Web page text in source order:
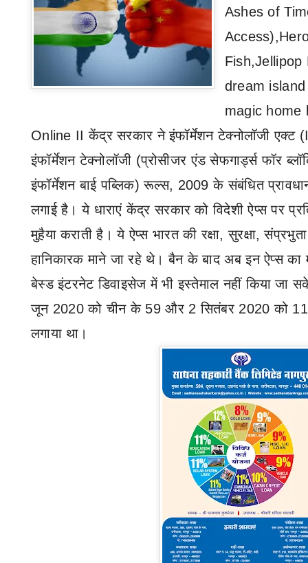
Ashes of
dream island
magic home
Online II केंद्र सरकार ने इंफॉर्मेशन टेक्‍नोलॉजी एक्‍ट (
इंफॉर्मेशन टेक्‍नोलॉजी (प्रोसीजर एंड सेफगार्ड्स फॉर
इंफॉर्मेशन बाई पब्लिक) रूल्‍स, 2009 के संबंधित
लगाई है। ये धाराएं केंद्र सरकार को विदेशी ऐप्‍स पर
मुहैया कराती है। ये ऐप्स भारत की रक्षा,​सुरक्षा,
हानिकारक माने जा रहे थे। बैन के बाद अब इन ऐप्स का
बेस्ड इंटरनेट डिवाइसेज में भी इस्तेमाल नहीं किया
जून 2020 को चीन के 59 और 2 सितंबर 2020 को 118
लगाया था।